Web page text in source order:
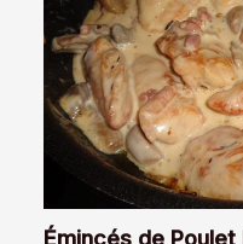
Émincés de